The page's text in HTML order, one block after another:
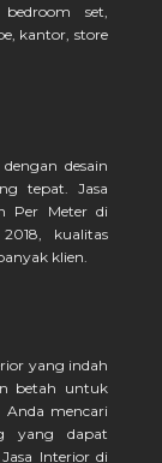
set,
kantor, store
desain
tepat. Jasa
Per Meter di
kualitas
klien.
yang indah
betah untuk
Anda mencari
yang dapat
Interior di